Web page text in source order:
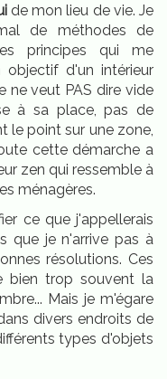
de mon lieu de vie. Je
de méthodes de
principes qui me
d'un intérieur
ne veut PAS dire vide
à sa place, pas de
le point sur une zone,
cette démarche a
zen qui ressemble à
ménagères.
ce que j'appellerais
que je n'arrive pas à
résolutions. Ces
bien trop souvent la
Mais je m'égare
divers endroits de
types d'objets